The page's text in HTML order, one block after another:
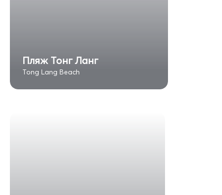
Пляж Тонг Ланг
Tong Lang Beach